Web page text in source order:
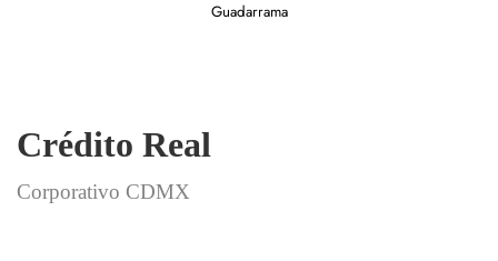
Guadarrama
Crédito Real
Corporativo CDMX